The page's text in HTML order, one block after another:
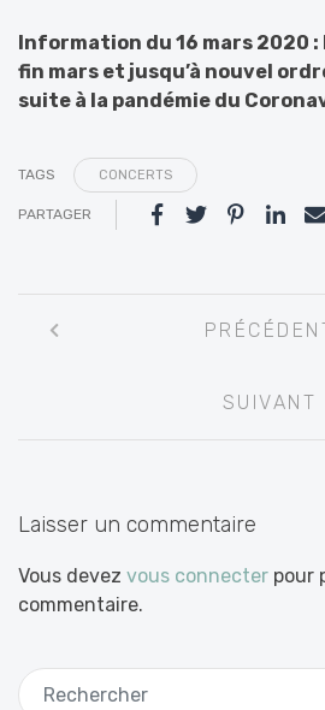
Information du 16 mars 2020
fin mars et jusqu’à nouvel
suite à la pandémie du
TAGS CONCERTS
PARTAGER
entre
SUIVANT
Laisser un commentaire
Vous devez vous connecter pour
commentaire.